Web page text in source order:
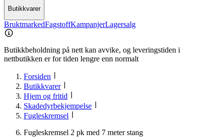
Butikkvarer
BruktmarkedFagstoffKampanjerLagersalg
Butikkbeholdning på nett kan avvike, og leveringstiden i
nettbutikken er for tiden lengre enn normalt
Forsiden
Butikkvarer
Hjem og fritid
Skadedyrbekjempelse
Fugleskremsel
Fugleskremsel 2 pk med 7 meter stang